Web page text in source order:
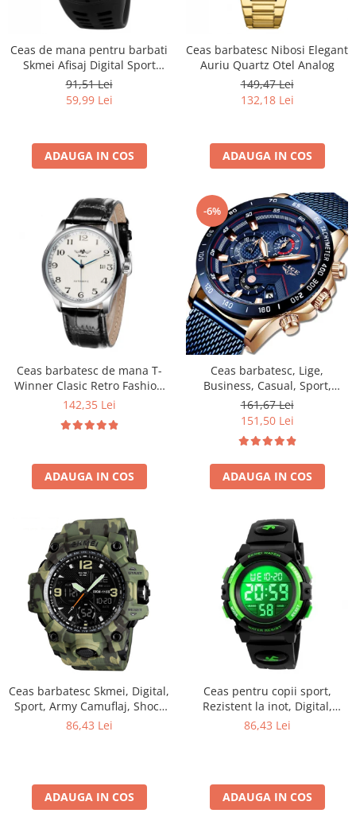
Ceas de mana pentru barbati
Skmei Afisaj Digital Sport
Rezistent la socuri si apa
91,51 Lei
59,99 Lei
ADAUGA IN COS
Ceas barbatesc Nibosi Elegant
Auriu Quartz Otel Analog
149,47 Lei
132,18 Lei
ADAUGA IN COS
Ceas barbatesc de mana T-
Winner Clasic Retro Fashion
Mecanic Automatic Vintage
142,35 Lei
ADAUGA IN COS
-6%
Ceas barbatesc, Lige,
Business, Casual, Sport,
Quartz Japonez, Rezistent la
socuri si zgarieturi, Otel
inoxidabil
161,67 Lei
151,50 Lei
ADAUGA IN COS
Ceas barbatesc Skmei, Digital,
Sport, Army Camuflaj, Shock
Resistant, Militar, Army, Dual
86,43 Lei
ADAUGA IN COS
Ceas pentru copii sport,
Rezistent la inot, Digital,
Curea PU
86,43 Lei
ADAUGA IN COS